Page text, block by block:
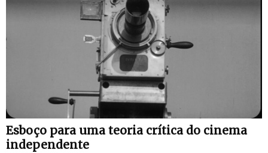
Esboço para uma teoria crítica do cinema
independente